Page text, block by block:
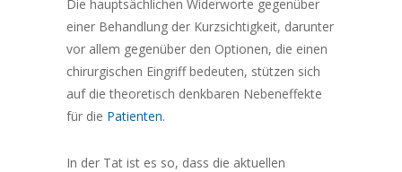
Die hauptsächlichen Widerworte gegenüber
einer Behandlung der Kurzsichtigkeit, darunter
vor allem gegenüber den Optionen, die einen
chirurgischen Eingriff bedeuten, stützen sich
auf die theoretisch denkbaren Nebeneffekte
für die Patienten.
In der Tat ist es so, dass die aktuellen